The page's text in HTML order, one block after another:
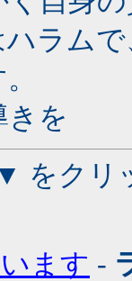
ラム
を
をクリ
ます -